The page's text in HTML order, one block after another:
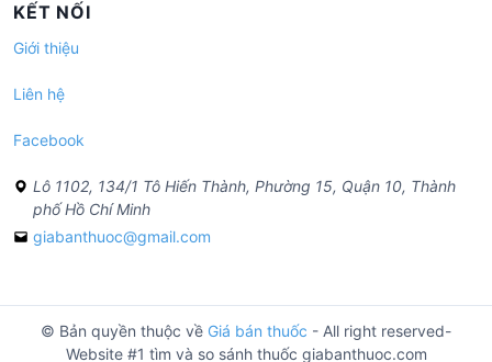
KẾT NỐI
Giới thiệu
Liên hệ
Facebook
Lô 1102, 134/1 Tô Hiến Thành, Phường 15, Quận 10, Thành
phố Hồ Chí Minh
giabanthuoc@gmail.com
© Bản quyền thuộc về Giá bán thuốc - All right reserved-
Website #1 tìm và so sánh thuốc giabanthuoc.com